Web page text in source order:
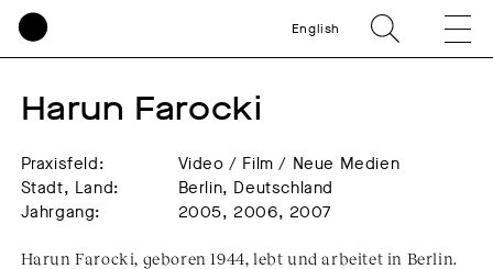
English
Harun Farocki
Praxisfeld:
Video / Film / Neue Medien
Stadt, Land:
Berlin, Deutschland
Jahrgang:
2005, 2006, 2007
Harun Farocki, geboren 1944, lebt und arbeitet in Berlin.